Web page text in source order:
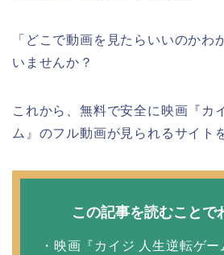
「どこで動画を見たらいいのかわ
いませんか？
これから、無料で安全に映画『カ
ム』のフル動画が見られるサイト
この記事を読むことで
・映画『カイジ 人生逆転ゲ